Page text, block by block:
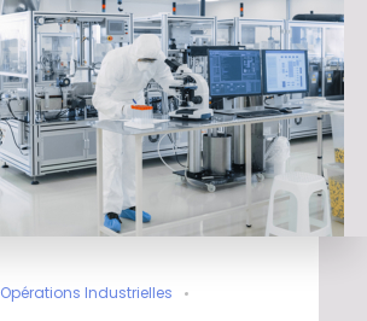
Opérations Industrielles